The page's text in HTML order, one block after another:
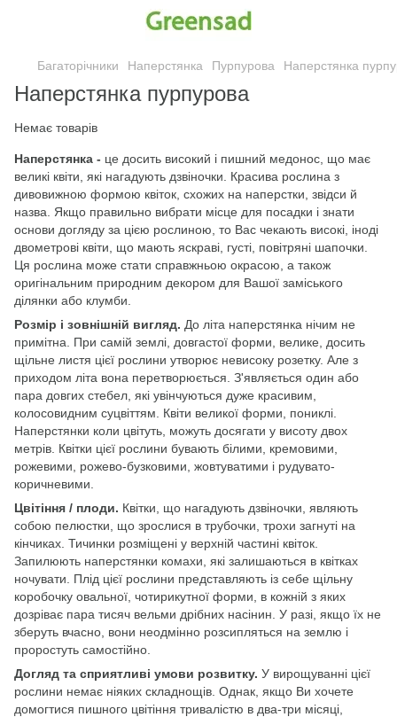
Багаторічники Наперстянка Пурпурова Наперстянка
Наперстянка пурпурова
Немає товарів
Наперстянка - це досить високий і пишний медонос, що має
великі квіти, які нагадують дзвіночки. Красива рослина з
дивовижною формою квіток, схожих на наперстки, звідси й
назва. Якщо правильно вибрати місце для посадки і знати
основи догляду за цією рослиною, то Вас чекають високі, іноді
двометрові квіти, що мають яскраві, густі, повітряні шапочки.
Ця рослина може стати справжньою окрасою, а також
оригінальним природним декором для Вашої заміського
ділянки або клумби.
Розмір і зовнішній вигляд. До літа наперстянка нічим не
примітна. При самій землі, довгастої форми, велике, досить
щільне листя цієї рослини утворює невисоку розетку. Але з
приходом літа вона перетворюється. З'являється один або
пара довгих стебел, які увінчуються дуже красивим,
колосовидним суцвіттям. Квіти великої форми, пониклі.
Наперстянки коли цвітуть, можуть досягати у висоту двох
метрів. Квітки цієї рослини бувають білими, кремовими,
рожевими, рожево-бузковими, жовтуватими і рудувато-
коричневими.
Цвітіння / плоди. Квітки, що нагадують дзвіночки, являють
собою пелюстки, що зрослися в трубочки, трохи загнуті на
кінчиках. Тичинки розміщені у верхній частині квіток.
Запилюють наперстянки комахи, які залишаються в квітках
ночувати. Плід цієї рослини представляють із себе щільну
коробочку овальної, чотирикутної форми, в кожній з яких
дозріває пара тисяч вельми дрібних насінин. У разі, якщо їх не
зберуть вчасно, вони неодмінно розсипляться на землю і
проростуть самостійно.
Догляд та сприятливі умови розвитку. У вирощуванні цієї
рослини немає ніяких складнощів. Однак, якщо Ви хочете
домогтися пишного цвітіння тривалістю в два-три місяці,